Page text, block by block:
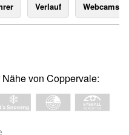
Verlauf Webcams
von Coppervale: